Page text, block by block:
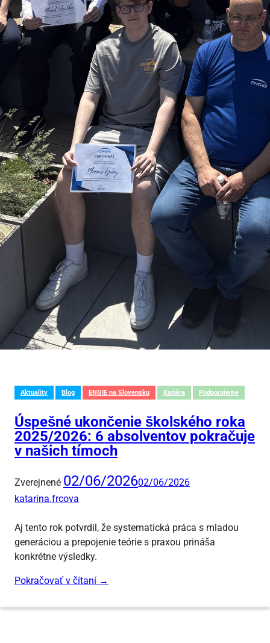
Aktuality Blog ENGIE na Slovensku Kariéra Podporujeme
Úspešné ukončenie školského roka
2025/2026: 6 absolventov pokračuje
v našich tímoch
Zverejnené 02/06/202602/06/2026
katarina.frcova
Aj tento rok potvrdil, že systematická práca s mladou
generáciou a prepojenie teórie s praxou prináša
konkrétne výsledky.
Pokračovať v čítaní →